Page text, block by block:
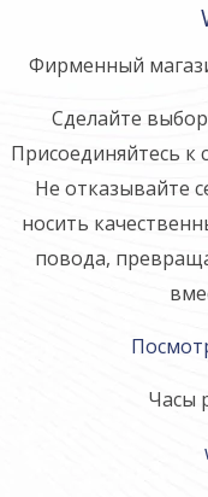
Фирменный
Сделайте
Присоединяйтесь к
Не отказывайте
носить
повода,
Часы